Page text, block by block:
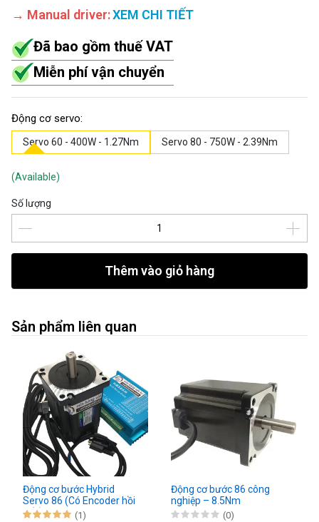
→ Manual driver:XEM CHI TIẾT
Đã bao gồm thuế VAT
Miễn phí vận chuyển
Động cơ servo:
Servo 60 - 400W - 1.27Nm Servo 80 - 750W - 2.39Nm
(Available)
Số lượng
Thêm vào giỏ hàng
Sản phẩm liên quan
Động cơ bước Hybrid
Servo 86 (Có Encoder hồi
tiếp) - Driver HBS86H
(1)
Động cơ bước 86 công
nghiệp – 8.5Nm
(0)